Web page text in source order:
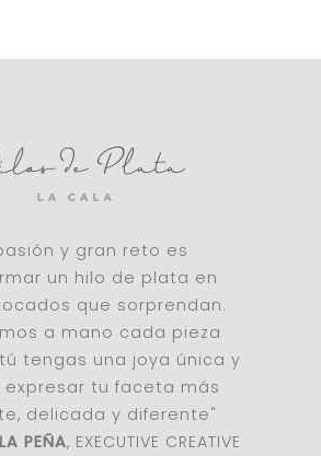
y gran reto es
un hilo de plata en
que sorprendan.
a mano cada pieza
tengas una joya única y
expresar tu faceta más
delicada y diferente"
PEÑA, EXECUTIVE CREATIVE